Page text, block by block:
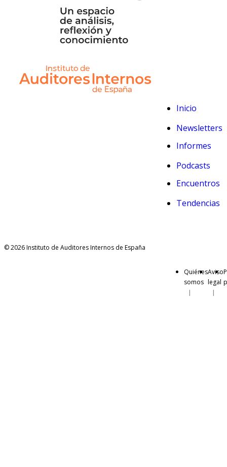
Inicio
Newsletters
Informes
Podcasts
Encuentros
Tendencias
© 2026 Instituto de Auditores Internos de España
Quiénes
somos
Aviso
legal